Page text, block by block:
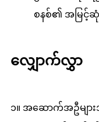
စနစ်၏ အမြင့်
လျှောက်လွှာ
၁။ အဆောက်အဦမျာ